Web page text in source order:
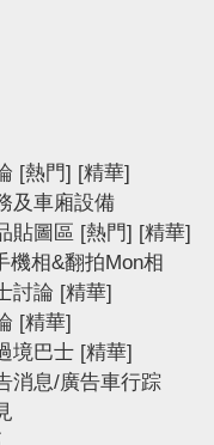
[熱門] [精華]
及車廂設備
貼圖區 [熱門] [精華]
機相&翻拍Mon相
討論 [精華]
[精華]
境巴士 [精華]
消息/廣告車行踪